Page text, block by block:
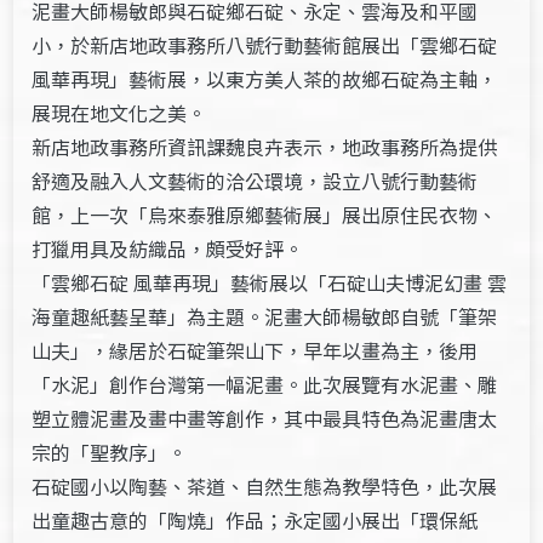
泥畫大師楊敏郎與石碇鄉石碇、永定、雲海及和平國
小，於新店地政事務所八號行動藝術館展出「雲鄉石碇
風華再現」藝術展，以東方美人茶的故鄉石碇為主軸，
展現在地文化之美。
新店地政事務所資訊課魏良卉表示，地政事務所為提供
舒適及融入人文藝術的洽公環境，設立八號行動藝術
館，上一次「烏來泰雅原鄉藝術展」展出原住民衣物、
打獵用具及紡織品，頗受好評。
「雲鄉石碇 風華再現」藝術展以「石碇山夫博泥幻畫 雲
海童趣紙藝呈華」為主題。泥畫大師楊敏郎自號「筆架
山夫」，緣居於石碇筆架山下，早年以畫為主，後用
「水泥」創作台灣第一幅泥畫。此次展覽有水泥畫、雕
塑立體泥畫及畫中畫等創作，其中最具特色為泥畫唐太
宗的「聖教序」。
石碇國小以陶藝、茶道、自然生態為教學特色，此次展
出童趣古意的「陶燒」作品；永定國小展出「環保紙